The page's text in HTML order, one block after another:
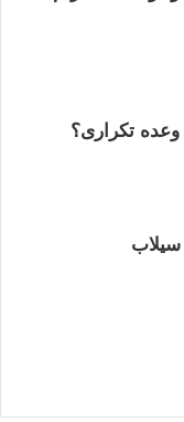
سیلاب